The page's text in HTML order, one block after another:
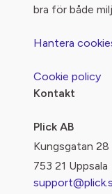
bra för både
Hantera
Cookie policy
Kontakt
Plick AB
Kungsgatan 28
753 21 Uppsala